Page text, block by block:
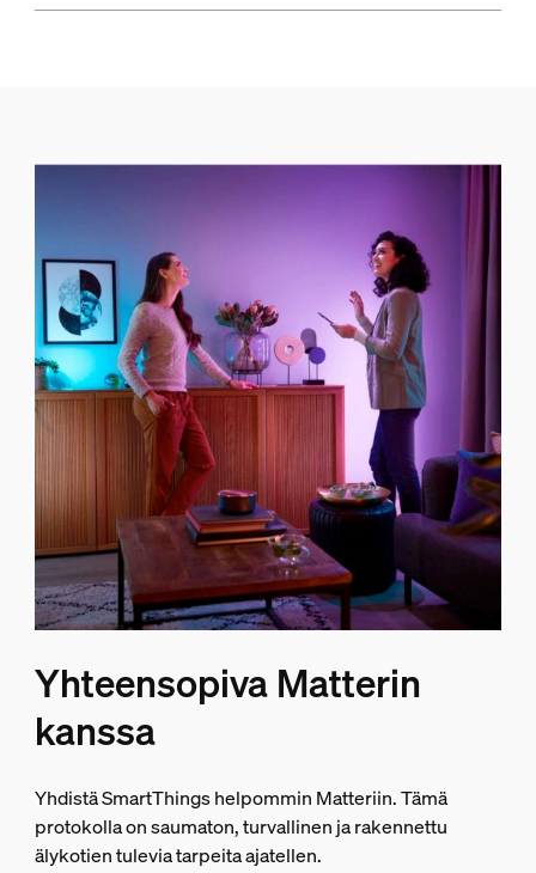
Yhteensopiva Matterin
kanssa
Yhdistä SmartThings helpommin Matteriin. Tämä
protokolla on saumaton, turvallinen ja rakennettu
älykotien tulevia tarpeita ajatellen.